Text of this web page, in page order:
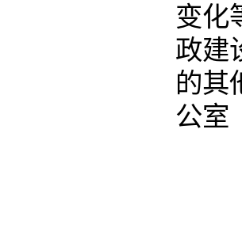
变化
政建
的其
公室